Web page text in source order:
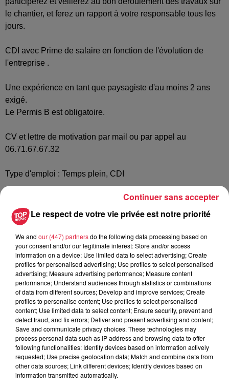
le chantier, et ferez un rapport à votre responsable tous les
jours.
CDI avec Prime de salaire en fonction de l'évolution de
l'entreprise .
Une expérience en tant que paysagiste d'au moins 2 ans
exigé.
Le Permis B est obligatoire.
CV et lettre de motivation par mail ou par appel au
06.71.67.67.32
Type d'emploi : Temps plein, CDI
Rémunération : 1 700,00€ à 2 000,00€ par mois + Panier
repas
Horaires :
Travail en journée de 39h par semaines.
Rémunération supplémentaire :
Primes
Postulez à l'offre : Paysagiste
Le respect de votre vie privée est notre priorité
We and our (447) partnersdo the following data processing based on
your consent and/or our legitimate interest: Store and/or access
information on a device; Use limited data to select advertising; Create
profiles for personalised advertising; Use profiles to select personalised
advertising; Measure advertising performance; Measure content
performance; Understand audiences through statistics or combinations
of data from different sources; Develop and improve services; Create
profiles to personalise content; Use profiles to select personalised
content; Use limited data to select content; Ensure security, prevent and
detect fraud, and fix errors; Deliver and present advertising and content;
Save and communicate privacy choices. These technologies may
process personal data such as IP address and browsing data to offer
following functionalities: Identify devices based on information actively
requested; Use precise geolocation data; Match and combine data from
other data sources; Link different devices; Identify devices based on
information transmitted automatically.
Continuer sans accepter